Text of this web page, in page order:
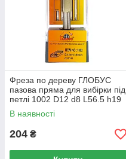
Фреза по дереву ГЛОБУС
пазова пряма для вибірки під
петлі 1002 D12 d8 L56.5 h19
В наявності
204 ₴